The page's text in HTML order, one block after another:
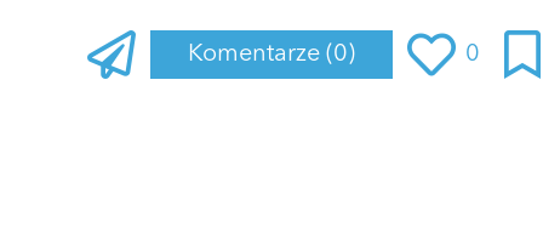
Komentarze (0) 0